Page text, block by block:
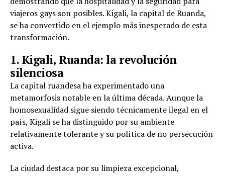
viajeros gays son posibles. Kigali, la capital de Ruanda,
se ha convertido en el ejemplo más inesperado de esta
transformación.
1. Kigali, Ruanda: la revolución
silenciosa
La capital ruandesa ha experimentado una
metamorfosis notable en la última década. Aunque la
homosexualidad sigue siendo técnicamente ilegal en el
país, Kigali se ha distinguido por su ambiente
relativamente tolerante y su política de no persecución
activa.
La ciudad destaca por su limpieza excepcional,